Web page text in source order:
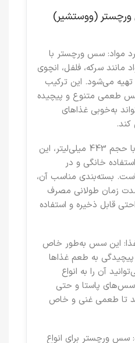
(ووستشیر)
مواد: سس ورچستر با
مانند سرکه، فلفل، انچوی
می‌شود. این ترکیب
طعمی متنوع و پیچیده
به‌خوبی غذاهای
: با حجم 443 میلی‌لیتر، این
خانگی و در
بسته‌بندی مناسب آن،
زمان طولانی مصرف
قابل ذخیره و استفاده
: این سس به‌طور خاص
به طعم غذاها
آن را به انواع
سس‌های پاستا و حتی
تا طعمی غنی و خاص
: سس ورچستر برای انواع